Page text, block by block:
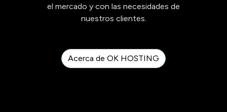
el mercado y con las necesidades de
nuestros clientes.
Acerca de OK HOSTING